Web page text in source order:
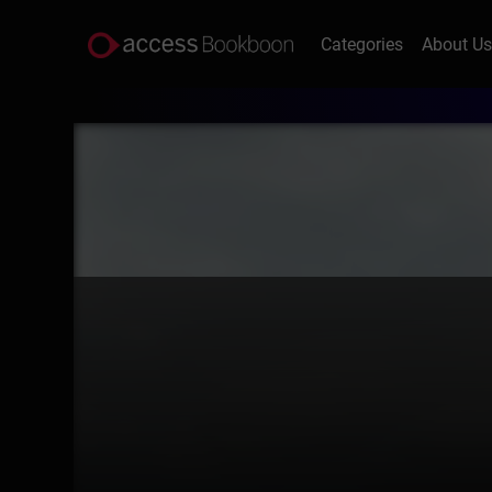
Categories About Us